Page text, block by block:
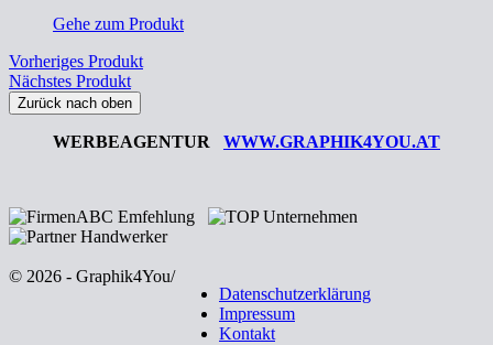
Gehe zum Produkt
Vorheriges Produkt
Nächstes Produkt
Zurück nach oben
WERBEAGENTUR WWW.GRAPHIK4YOU.AT
© 2026 - Graphik4You/
Datenschutzerklärung
Impressum
Kontakt